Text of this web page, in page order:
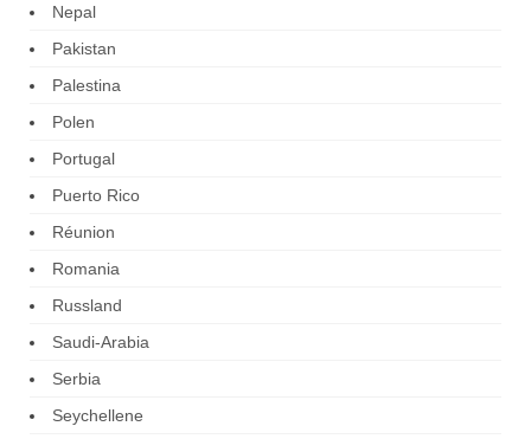
Nepal
Pakistan
Palestina
Polen
Portugal
Puerto Rico
Réunion
Romania
Russland
Saudi-Arabia
Serbia
Seychellene